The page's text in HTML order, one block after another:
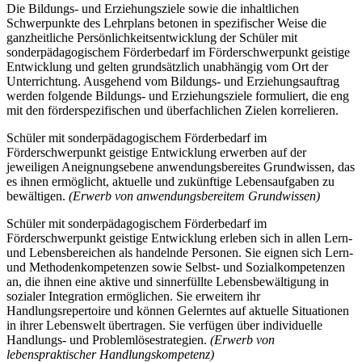
Die Bildungs- und Erziehungsziele sowie die inhaltlichen
Schwerpunkte des Lehrplans betonen in spezifischer Weise die
ganzheitliche Persönlichkeitsentwicklung der Schüler mit
sonderpädagogischem Förderbedarf im Förderschwerpunkt geistige
Entwicklung und gelten grundsätzlich unabhängig vom Ort der
Unterrichtung. Ausgehend vom Bildungs- und Erziehungsauftrag
werden folgende Bildungs- und Erziehungsziele formuliert, die eng
mit den förderspezifischen und überfachlichen Zielen korrelieren.
Schüler mit sonderpädagogischem Förderbedarf im
Förderschwerpunkt geistige Entwicklung erwerben auf der
jeweiligen Aneignungsebene anwendungsbereites Grundwissen, das
es ihnen ermöglicht, aktuelle und zukünftige Lebensaufgaben zu
bewältigen. (Erwerb von anwendungsbereitem Grundwissen)
Schüler mit sonderpädagogischem Förderbedarf im
Förderschwerpunkt geistige Entwicklung erleben sich in allen Lern-
und Lebensbereichen als handelnde Personen. Sie eignen sich Lern-
und Methodenkompetenzen sowie Selbst- und Sozialkompetenzen
an, die ihnen eine aktive und sinnerfüllte Lebensbewältigung in
sozialer Integration ermöglichen. Sie erweitern ihr
Handlungsrepertoire und können Gelerntes auf aktuelle Situationen
in ihrer Lebenswelt übertragen. Sie verfügen über individuelle
Handlungs- und Problemlösestrategien. (Erwerb von
lebenspraktischer Handlungskompetenz)